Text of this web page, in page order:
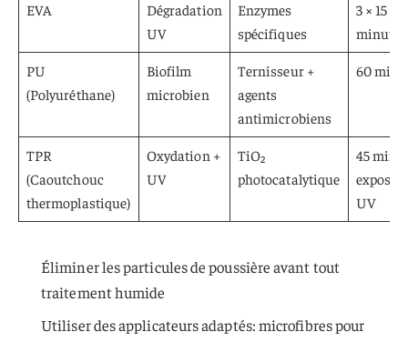
EVA
Dégradation
UV
Enzymes
spécifiques
3 × 15
minutes
PU
(Polyuréthane)
Biofilm
microbien
Ternisseur +
agents
antimicrobiens
60
TPR
(Caoutchouc
thermoplastique)
Oxydation +
UV
TiO₂
photocatalytique
45
UV
Éliminer les particules de poussière avant tout
traitement humide
Utiliser des applicateurs adaptés: microfibres pour